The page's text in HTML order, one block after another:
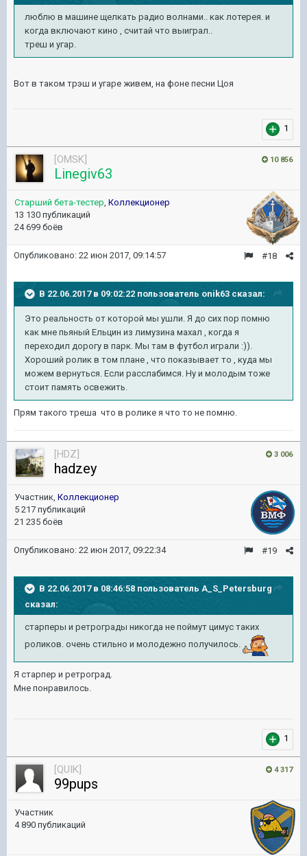
люблю в машине щелкать радио волнами.. как лотерея. и
когда включают кино , считай что выиграл..
треш и угар.
Вот в таком трэш и угаре живем, на фоне песни Цоя
1
10 856
[OMSK]
Linegiv63
Старший бета-тестер, Коллекционер
13 130 публикаций
24 699 боёв
#18
Опубликовано: 22 июн 2017, 09:14:57
В 22.06.2017 в 09:02:22 пользователь onik63 сказал:
Это реальность от которой мы ушли. Я до сих пор помню
как мне пьяный Ельцин из лимузина махал , когда я
переходил дорогу в парк. Мы там в футбол играли :)).
Хороший ролик в том плане , что показывает то , куда мы
можем вернуться. Если расслабимся. Ну и молодым тоже
стоит память освежить.
Прям такого треша что в ролике я что то не помню.
3 006
[HDZ]
hadzey
Участник, Коллекционер
5 217 публикаций
21 235 боёв
#19
Опубликовано: 22 июн 2017, 09:22:34
В 22.06.2017 в 08:46:58 пользователь A_S_Petersburg
сказал:
старперы и ретрограды никогда не поймут цимус таких
роликов. очень стильно и молодежно получилось.
Я старпер и ретроград.
Мне понравилось.
1
4 317
[QUIK]
99pups
Участник
4 890 публикаций